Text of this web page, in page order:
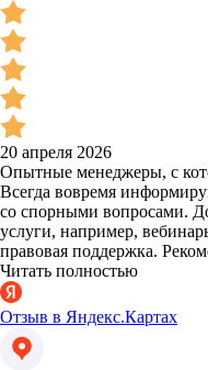
20 апреля 2026
Опытные менеджеры, с
Всегда вовремя
со спорными вопросами.
услуги, например,
правовая поддержка.
Читать полностью
Отзыв в Яндекс.Картах